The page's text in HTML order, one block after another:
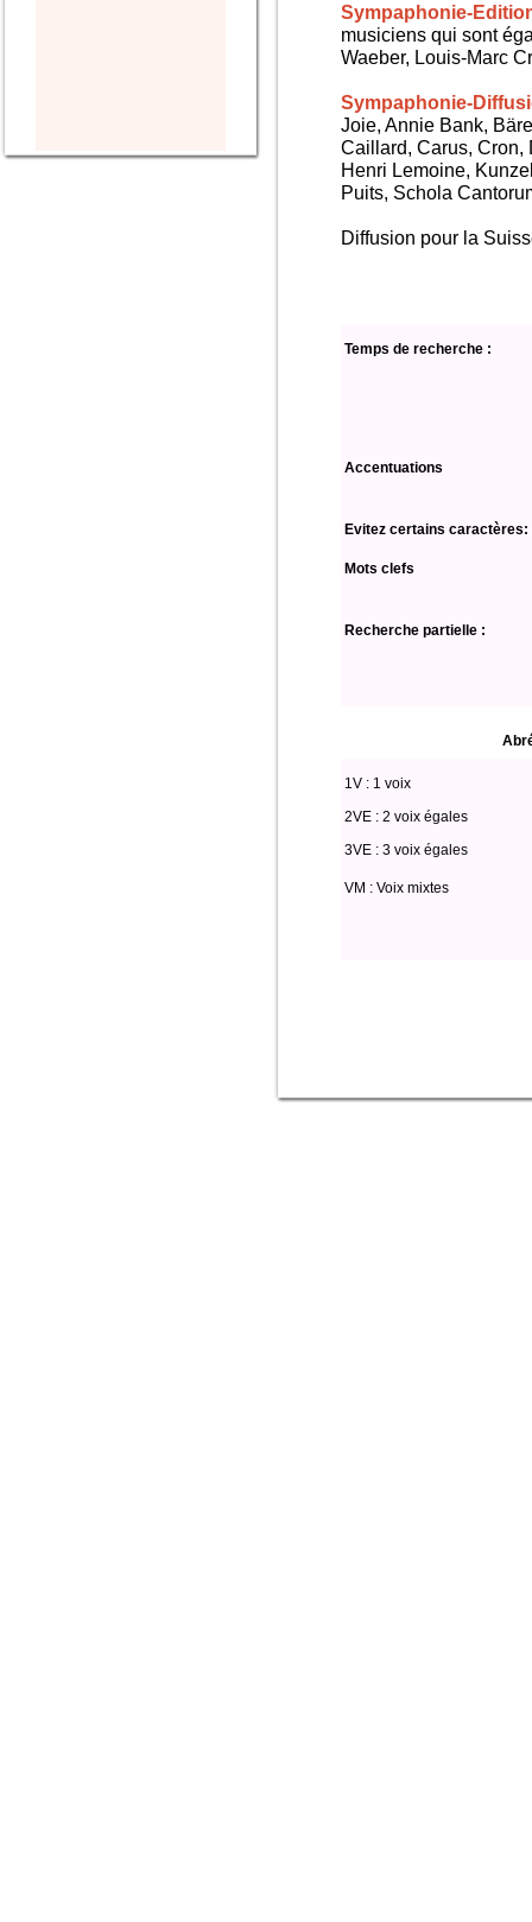
Sympaphonie-
musiciens qui sont
Waeber, Louis-Marc
Sympaphonie-
Joie, Annie Bank,
Caillard, Carus, Cron,
Henri Lemoine,
Puits, Schola
Diffusion pour la
Temps de recherche :
Accentuations
Evitez certains caractères:
Mots clefs
Recherche partielle :
1V : 1 voix
2VE : 2 voix égales
3VE : 3 voix égales
VM : Voix mixtes